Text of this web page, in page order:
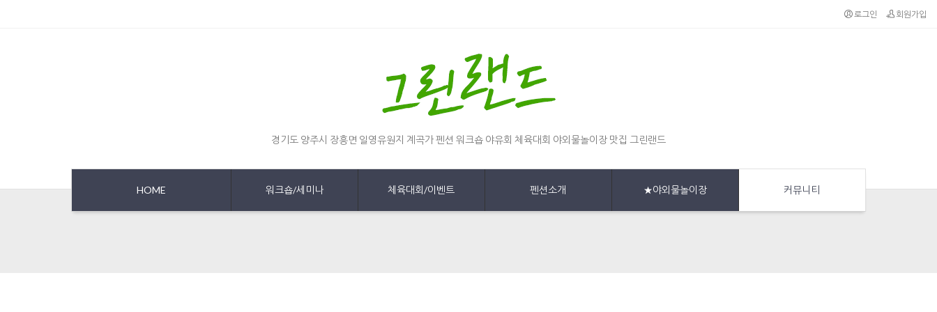
로그인 회원가입
경기도 양주시 장흥면 일영유원지 계곡가 펜션 워크숍 야유회 체육대회 야외물놀이장 맛집 그린랜드
HOME 워크숍/세미나 체육대회/이벤트 펜션소개 ★야외물놀이장 커뮤니티